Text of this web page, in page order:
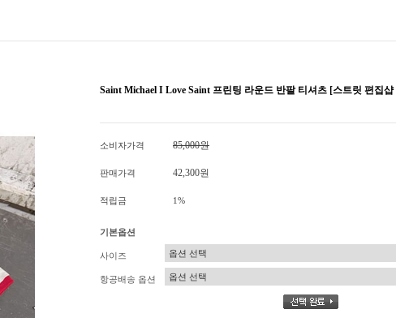
Saint Michael I Love Saint 프린팅 라운드 반팔 티셔츠 [스트릿 편집
소비자가격 85,000원
판매가격 42,300원
적립금 1%
기본옵션
사이즈
항공배송 옵션